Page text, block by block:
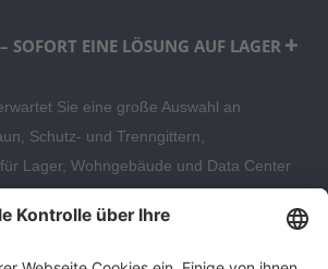
SOFORT EINE LÖSUNG AUF LAGER
Sie eine große Auswahl an
Schutz- und Trenngittern,
Lager, Wohngebäude und Data Center
und Zaunsysteme für die sichere